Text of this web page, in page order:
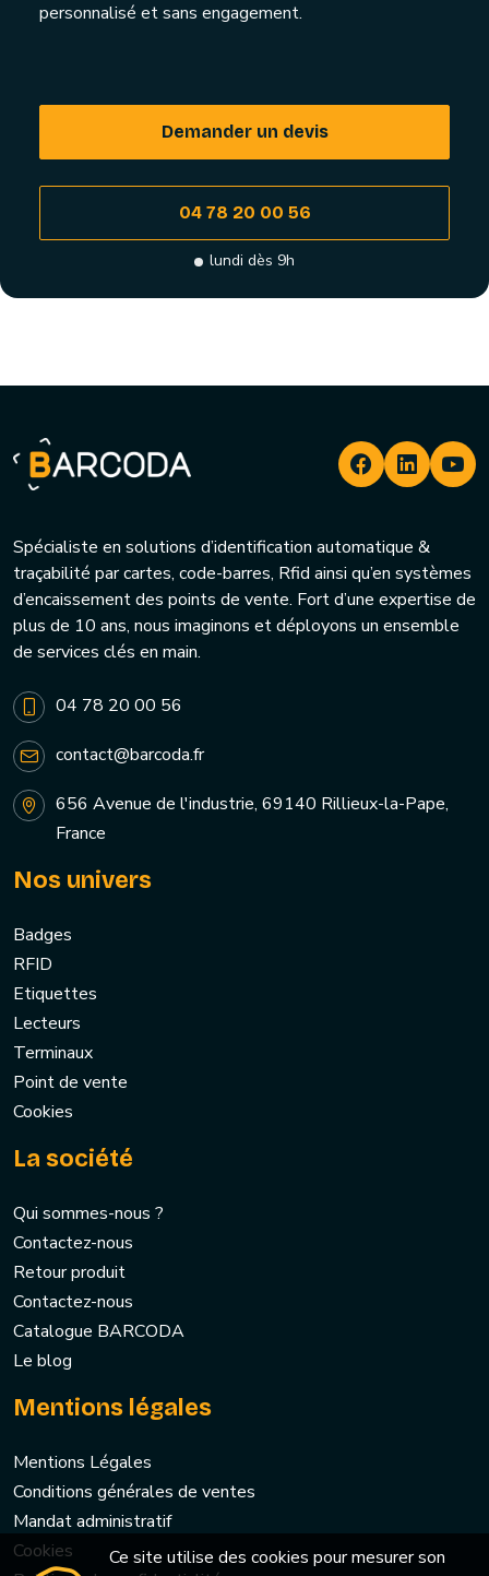
personnalisé et sans engagement.
Demander un devis
04 78 20 00 56
lundi dès 9h
Spécialiste en solutions d’identification automatique &
traçabilité par cartes, code-barres, Rfid ainsi qu’en systèmes
d’encaissement des points de vente. Fort d’une expertise de
plus de 10 ans, nous imaginons et déployons un ensemble
de services clés en main.
04 78 20 00 56
contact@barcoda.fr
656 Avenue de l'industrie, 69140 Rillieux-la-Pape,
France
Nos univers
Badges
RFID
Etiquettes
Lecteurs
Terminaux
Point de vente
Cookies
La société
Qui sommes-nous ?
Contactez-nous
Retour produit
Contactez-nous
Catalogue BARCODA
Le blog
Mentions légales
Mentions Légales
Conditions générales de ventes
Mandat administratif
Cookies
Ce site utilise des cookies pour mesurer son